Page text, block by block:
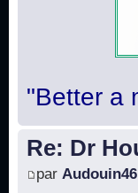
"Better a
Re: Dr
par Audouin46